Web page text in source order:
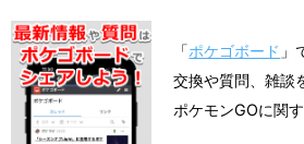
「ポケゴボード 」
交換や質問、雑談
ポケモンGOに関